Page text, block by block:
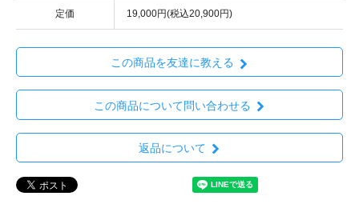
定価 19,000円(税込20,900円)
この商品を友達に教える
この商品について問い合わせる
返品について